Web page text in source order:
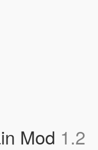
Mod 1.2